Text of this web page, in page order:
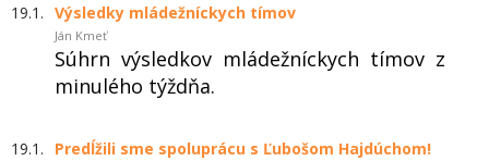
19.1. Výsledky mládežníckych tímov
Ján Kmeť
Súhrn výsledkov mládežníckych tímov z
minulého týždňa.
19.1. Predĺžili sme spoluprácu s Ľubošom Hajdúchom!